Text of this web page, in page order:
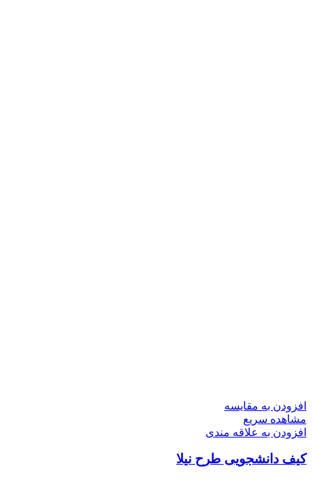
افزودن به مقایسه
مشاهده سریع
افزودن به علاقه مندی
کیف دانشجویی طرح نیلا